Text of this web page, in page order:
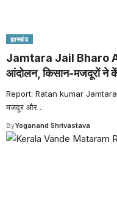
झारखंड
Jamtara Jail Bharo
आंदोलन, किसान-मजदूरों ने
Report: Ratan kumar Jamtara
मजदूर और…
ByYoganand Shrivastava